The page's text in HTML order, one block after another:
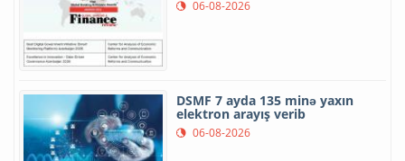
06-08-2026
DSMF 7 ayda 135 minə yaxın
elektron arayış verib
06-08-2026